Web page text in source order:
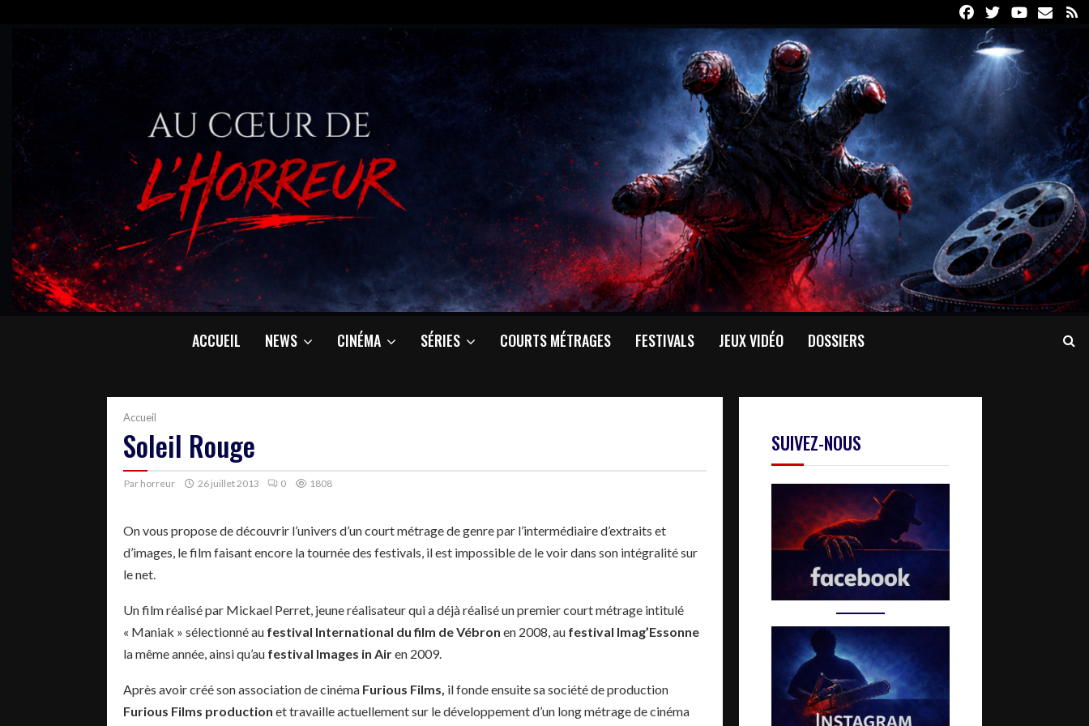
FacebookTwitterYoutube
Email
ACCUEIL NEWS CINÉMA SÉRIES COURTS MÉTRAGES FESTIVALS JEUX VIDÉO DOSSIERS
Accueil
Soleil Rouge
Par horreur 26 juillet 2013 0 1808
On vous propose de découvrir l’univers d’un court métrage de genre par l’intermédiaire d’extraits et
d’images, le film faisant encore la tournée des festivals, il est impossible de le voir dans son intégralité sur
le net.
Un film réalisé par Mickael Perret, jeune réalisateur qui a déjà réalisé un premier court métrage intitulé
« Maniak » sélectionné au festival International du film de Vébron en 2008, au festival Imag’Essonne
la même année, ainsi qu’au festival Images in Airen 2009.
Après avoir créé son association de cinéma Furious Films, il fonde ensuite sa société de production
Furious Films production et travaille actuellement sur le développement d’un long métrage de cinéma
SUIVEZ-NOUS